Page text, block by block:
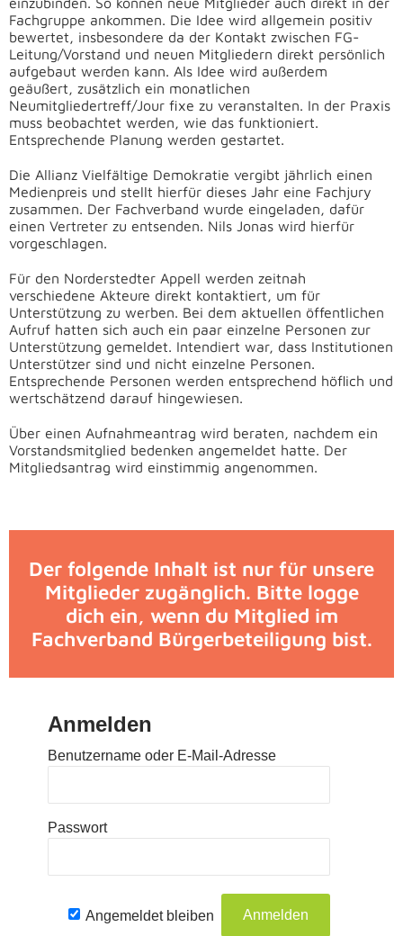
Fachgruppe ankommen. Die Idee wird allgemein positiv
bewertet, insbesondere da der Kontakt zwischen FG-
Leitung/Vorstand und neuen Mitgliedern direkt persönlich
aufgebaut werden kann. Als Idee wird außerdem
geäußert, zusätzlich ein monatlichen
Neumitgliedertreff/Jour fixe zu veranstalten. In der Praxis
muss beobachtet werden, wie das funktioniert.
Entsprechende Planung werden gestartet.
Die Allianz Vielfältige Demokratie vergibt jährlich einen
Medienpreis und stellt hierfür dieses Jahr eine Fachjury
zusammen. Der Fachverband wurde eingeladen, dafür
einen Vertreter zu entsenden. Nils Jonas wird hierfür
vorgeschlagen.
Für den Norderstedter Appell werden zeitnah
verschiedene Akteure direkt kontaktiert, um für
Unterstützung zu werben. Bei dem aktuellen öffentlichen
Aufruf hatten sich auch ein paar einzelne Personen zur
Unterstützung gemeldet. Intendiert war, dass Institutionen
Unterstützer sind und nicht einzelne Personen.
Entsprechende Personen werden entsprechend höflich und
wertschätzend darauf hingewiesen.
Über einen Aufnahmeantrag wird beraten, nachdem ein
Vorstandsmitglied bedenken angemeldet hatte. Der
Mitgliedsantrag wird einstimmig angenommen.
Der folgende Inhalt ist nur für unsere
Mitglieder zugänglich. Bitte logge
dich ein, wenn du Mitglied im
Fachverband Bürgerbeteiligung bist.
Anmelden
Benutzername oder E-Mail-Adresse
Passwort
Angemeldet bleiben